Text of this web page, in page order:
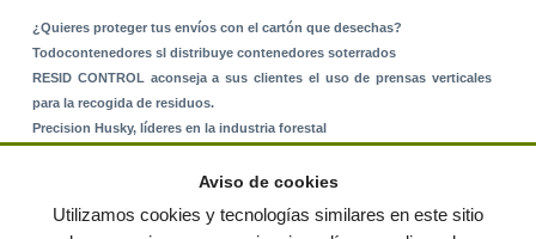
¿Quieres proteger tus envíos con el cartón que desechas?
Todocontenedores sl distribuye contenedores soterrados
RESID CONTROL aconseja a sus clientes el uso de prensas verticales
para la recogida de residuos.
Precision Husky, líderes en la industria forestal
Aviso de cookies
Utilizamos cookies y tecnologías similares en este sitio